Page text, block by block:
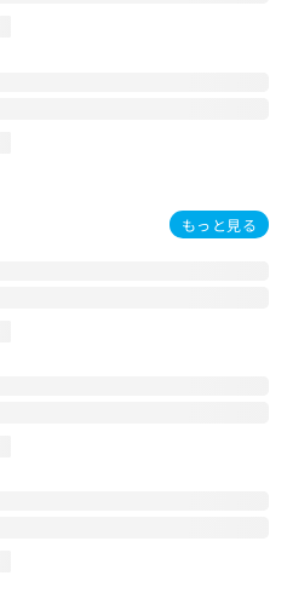
もっと見る